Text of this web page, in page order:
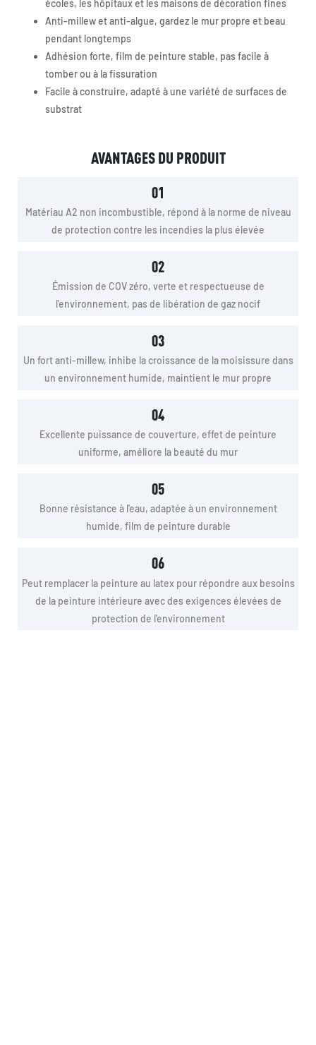
écoles, les hôpitaux et les maisons de décoration fines
Anti-millew et anti-algue, gardez le mur propre et beau
pendant longtemps
Adhésion forte, film de peinture stable, pas facile à
tomber ou à la fissuration
Facile à construire, adapté à une variété de surfaces de
substrat
AVANTAGES DU PRODUIT
01
Matériau A2 non incombustible, répond à la norme de niveau
de protection contre les incendies la plus élevée
02
Émission de COV zéro, verte et respectueuse de
l'environnement, pas de libération de gaz nocif
03
Un fort anti-millew, inhibe la croissance de la moisissure dans
un environnement humide, maintient le mur propre
04
Excellente puissance de couverture, effet de peinture
uniforme, améliore la beauté du mur
05
Bonne résistance à l'eau, adaptée à un environnement
humide, film de peinture durable
06
Peut remplacer la peinture au latex pour répondre aux besoins
de la peinture intérieure avec des exigences élevées de
protection de l'environnement